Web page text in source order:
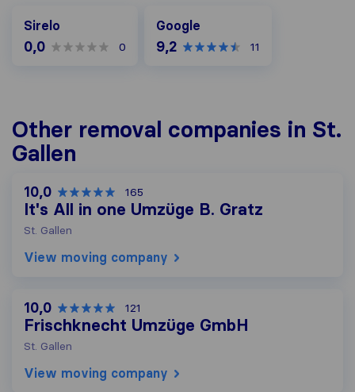
Sirelo
0,0 0
Google
9,2 11
Other removal companies in St.
Gallen
10,0 165
It's All in one Umzüge B. Gratz
St. Gallen
View moving company
10,0 121
Frischknecht Umzüge GmbH
St. Gallen
View moving company